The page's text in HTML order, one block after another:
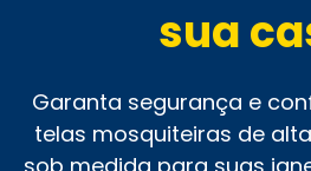
sua
Garanta segurança e
telas mosquiteiras de